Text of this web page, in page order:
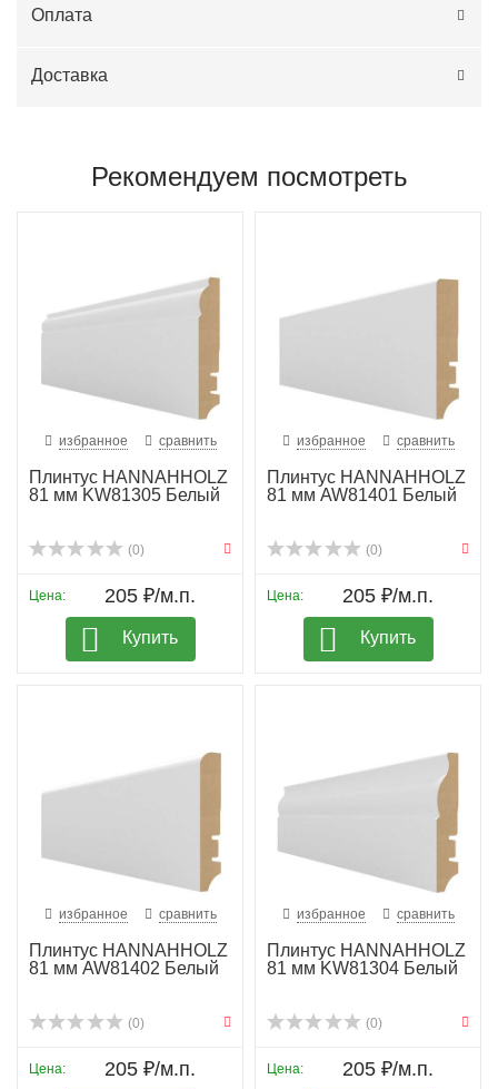
Оплата
Доставка
Рекомендуем посмотреть
избранное сравнить
Плинтус HANNAHHOLZ
81 мм KW81305 Белый
(0)
Цена: 205 ₽/м.п.
Купить
избранное сравнить
Плинтус HANNAHHOLZ
81 мм AW81401 Белый
(0)
Цена: 205 ₽/м.п.
Купить
избранное сравнить
Плинтус HANNAHHOLZ
81 мм AW81402 Белый
(0)
Цена: 205 ₽/м.п.
избранное сравнить
Плинтус HANNAHHOLZ
81 мм KW81304 Белый
(0)
Цена: 205 ₽/м.п.